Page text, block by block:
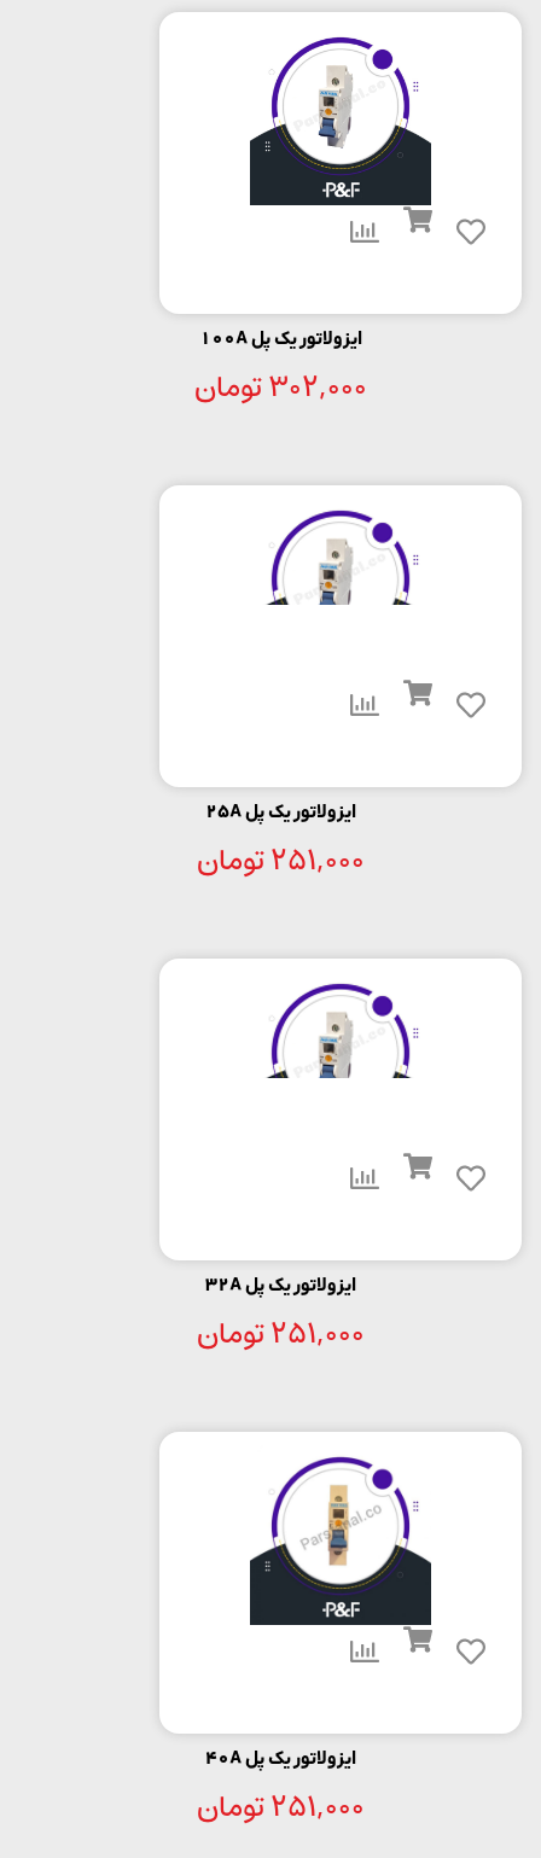
ایزولاتور یک پل 100A
302,000تومان
ایزولاتور یک پل 25A
251,000تومان
ایزولاتور یک پل 32A
251,000تومان
ایزولاتور یک پل 40A
251,000تومان